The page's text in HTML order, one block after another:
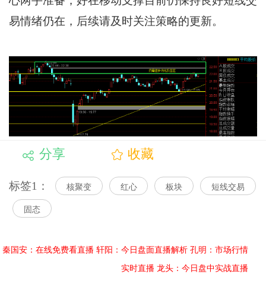
易情绪仍在，后续请及时关注策略的更新。
分享 收藏
标签1： 核聚变 红心 板块 短线交易
固态
秦国安：在线免费看直播 轩阳：今日盘面直播解析 孔明：市场行情
实时直播 龙头：今日盘中实战直播